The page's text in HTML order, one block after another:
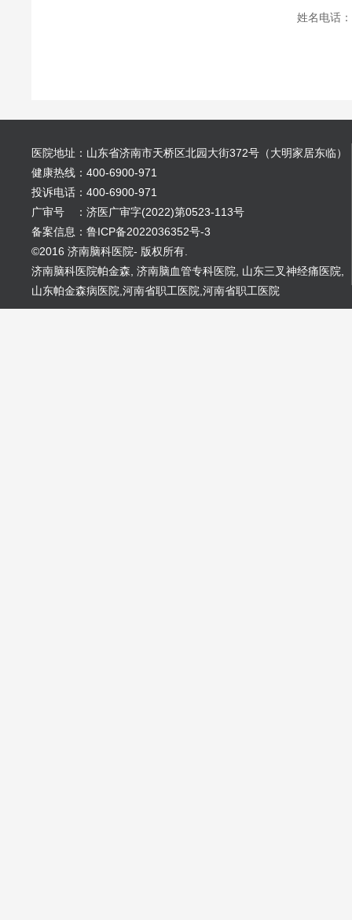
姓名电话：
医院地址：山东省济南市天桥区北园大街372号（大明家居东临）
健康热线：400-6900-971
投诉电话：400-6900-971
广审号 ：济医广审字(2022)第0523-113号
备案信息：鲁ICP备2022036352号-3
©2016 济南脑科医院- 版权所有.
济南脑科医院帕金森 济南脑血管专科医院 山东三叉神经痛医院
山东帕金森病医院 河南省职工医院 河南省职工医院